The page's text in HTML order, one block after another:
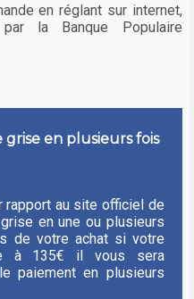
en réglant sur internet,
la Banque Populaire
en plusieurs fois
rapport au site officiel de
en une ou plusieurs
de votre achat si votre
à 135€ il vous sera
paiement en plusieurs